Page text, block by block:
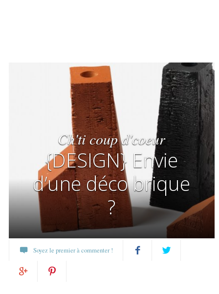
Ch'ti coup d'coeur
{DESIGN} Envie
d’une déco brique
?
Soyez le premier à commenter !